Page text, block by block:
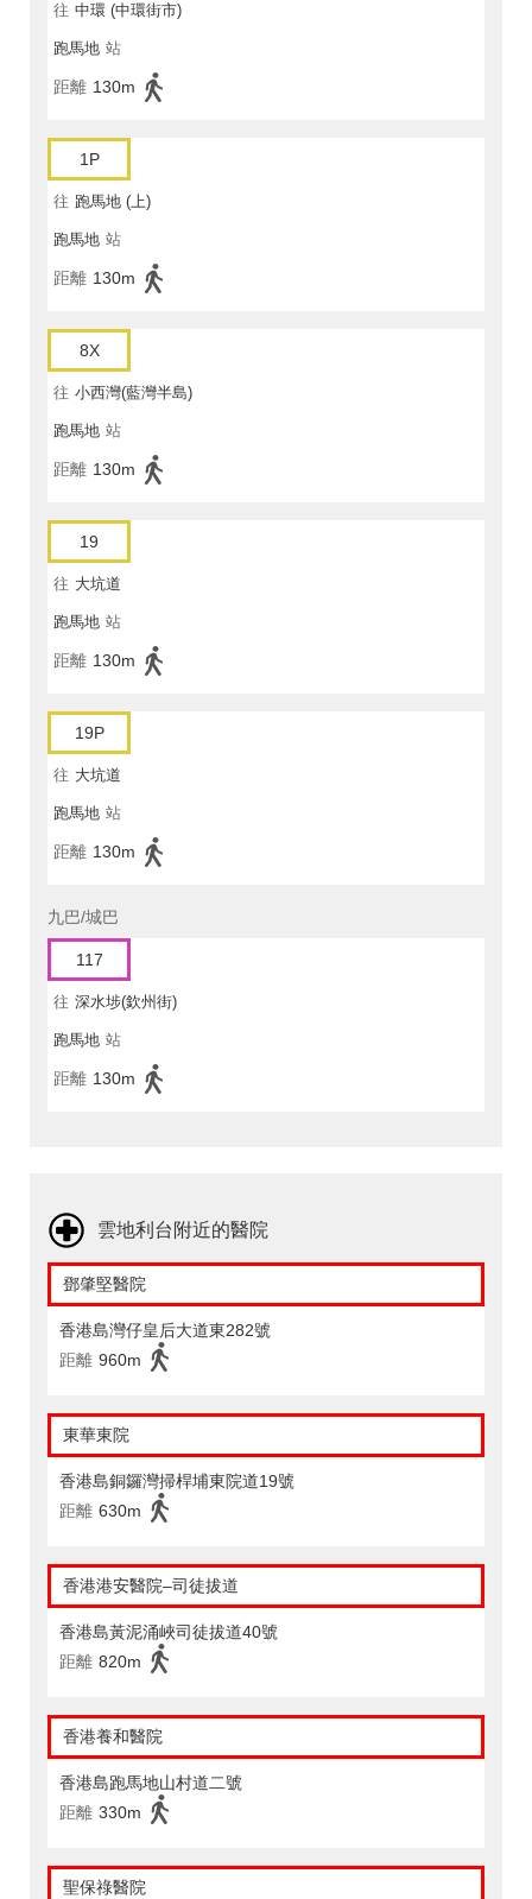
往 中環 (中環街市)
跑馬地 站
距離 130m
1P
往 跑馬地 (上)
跑馬地 站
距離 130m
8X
往 小西灣(藍灣半島)
跑馬地 站
距離 130m
19
往 大坑道
跑馬地 站
距離 130m
19P
往 大坑道
跑馬地 站
距離 130m
九巴/城巴
117
往 深水埗(欽州街)
跑馬地 站
距離 130m
雲地利台附近的醫院
鄧肇堅醫院
香港島灣仔皇后大道東282號
距離 960m
東華東院
香港島銅鑼灣掃桿埔東院道19號
距離 630m
香港港安醫院–司徒拔道
香港島黃泥涌峽司徒拔道40號
距離 820m
香港養和醫院
香港島跑馬地山村道二號
距離 330m
聖保祿醫院